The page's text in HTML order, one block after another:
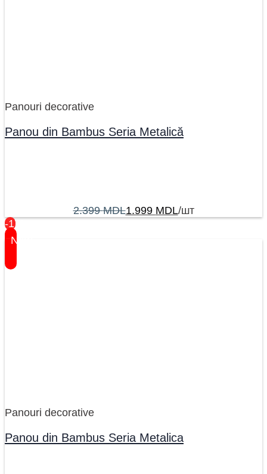
Panouri decorative
Panou din Bambus Seria Metalică
2.399MDL1.999 MDL/шт
-17%
New
Panouri decorative
Panou din Bambus Seria Metalica